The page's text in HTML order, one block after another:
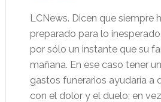
LCNews. Dicen que siempre
preparado para lo
por sólo un instante que su
mañana. En ese caso tener
gastos funerarios ayudaría a
con el dolor y el duelo; en